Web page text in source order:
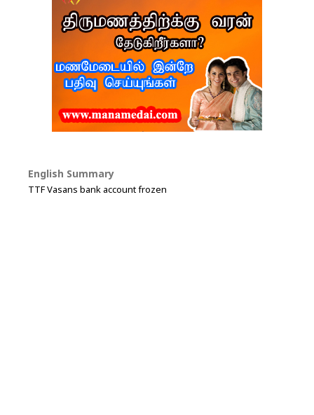
English Summary
TTF Vasans bank account frozen